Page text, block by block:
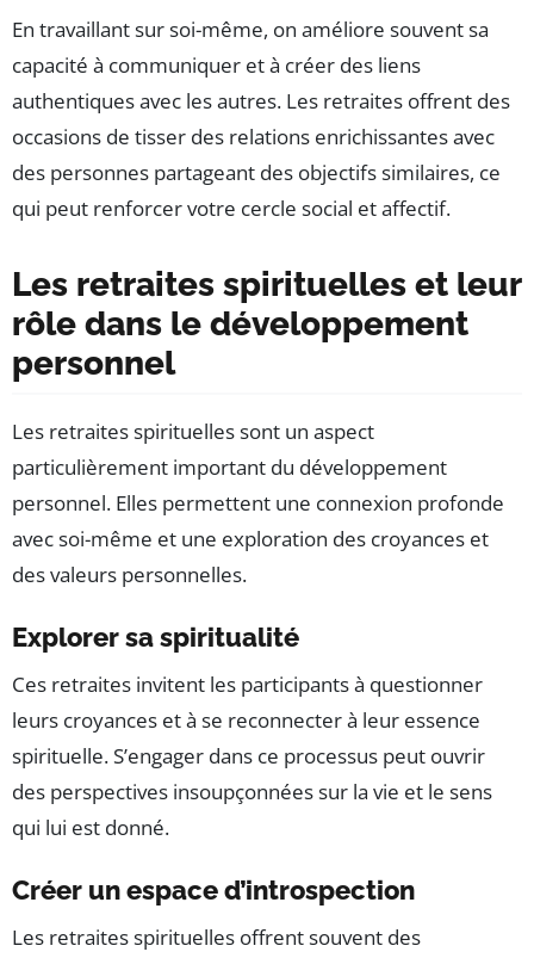
En travaillant sur soi-même, on améliore souvent sa
capacité à communiquer et à créer des liens
authentiques avec les autres. Les retraites offrent des
occasions de tisser des relations enrichissantes avec
des personnes partageant des objectifs similaires, ce
qui peut renforcer votre cercle social et affectif.
Les retraites spirituelles et leur
rôle dans le développement
personnel
Les retraites spirituelles sont un aspect
particulièrement important du développement
personnel. Elles permettent une connexion profonde
avec soi-même et une exploration des croyances et
des valeurs personnelles.
Explorer sa spiritualité
Ces retraites invitent les participants à questionner
leurs croyances et à se reconnecter à leur essence
spirituelle. S’engager dans ce processus peut ouvrir
des perspectives insoupçonnées sur la vie et le sens
qui lui est donné.
Créer un espace d’introspection
Les retraites spirituelles offrent souvent des